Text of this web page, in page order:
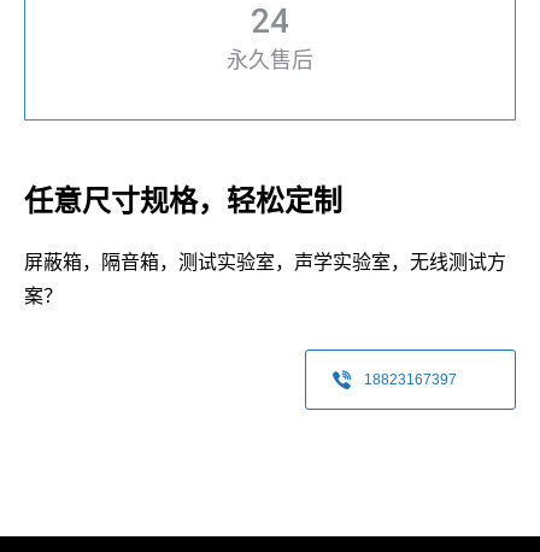
24
永久售后
任意尺寸规格，轻松定制
屏蔽箱，隔音箱，测试实验室，声学实验室，无线测试方
案？
18823167397